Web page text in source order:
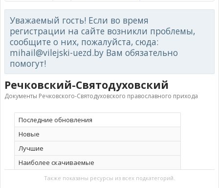
Уважаемый гость! Если во время
регистрации на сайте возникли проблемы,
сообщите о них, пожалуйста, сюда:
mihail@vilejski-uezd.by Вам обязательно
помогут!
Речковский-Святодуховский
Документы Речковского-Святодуховского православного прихода
Последние обновления
Новые
Лучшие
Наиболее скачиваемые
Также показаны ресурсы из всех подкатегорий.